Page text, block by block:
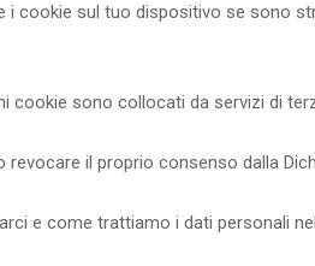
cookie sul tuo dispositivo se sono
cookie sono collocati da servizi di
il proprio consenso dalla
e come trattiamo i dati personali